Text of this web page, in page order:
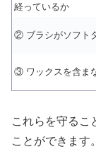
経っているか
② ブラシがソフト
③ ワックスを含ま
これらを守るこ
ことができます。